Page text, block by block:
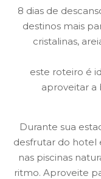
8 dias de
destinos mais
cristalinas,
este roteiro é
aproveitar a
Durante sua
desfrutar do hotel
nas piscinas
ritmo. Aproveite